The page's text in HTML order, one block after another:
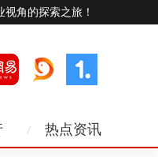
角的探索之旅！
热点资讯
硬派越野新选择！BJ40燃油巨幕版守护细节，伴你安心探索未知旷野
24小时直播新闻：精密技术系统如何支撑不间断信息流服务？